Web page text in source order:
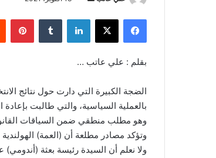
إلكترونيا
فيسبوك ‫X لينكدإن
بقلم : علي عاتب …
الضجة الكبيرة التي دارت حول نتائج
بالعملية السياسية، والتي طالبت بإعادة
وهو مطلب منطقي ضمن السياقات
وتؤكد مصادر مطلعة أن (العمة)
ولا نعلم أن السيدة رئيسة بعثة